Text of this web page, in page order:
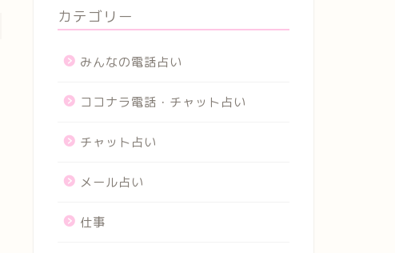
カテゴリー
みんなの電話占い
ココナラ電話・チャット占い
チャット占い
メール占い
仕事